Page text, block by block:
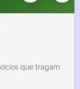
que tragam